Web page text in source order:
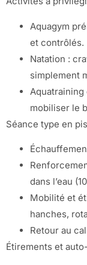
Aquagym
et contrôlés.
Natation :
simplement
mobiliser le
Séance type en
dans l’eau
Mobilité et
hanches,
Retour au
Étirements et